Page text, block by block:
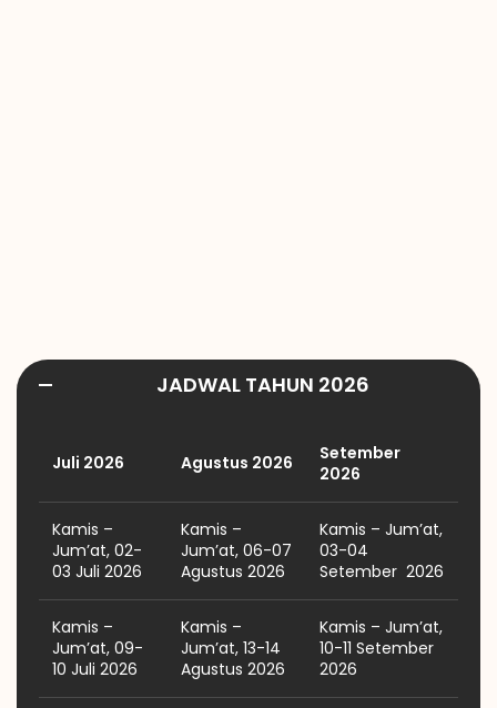
JADWAL TAHUN 2026
Juli 2026 Agustus 2026
Setember
2026
Kamis –
Jum’at, 02-
03 Juli 2026
Kamis –
Jum’at, 06-07
Agustus 2026
Kamis – Jum’at,
03-04
Setember 2026
Kamis –
Jum’at, 09-
10 Juli 2026
Kamis –
Jum’at, 13-14
Agustus 2026
Kamis – Jum’at,
10-11 Setember
2026